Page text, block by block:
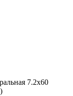
7.2x60